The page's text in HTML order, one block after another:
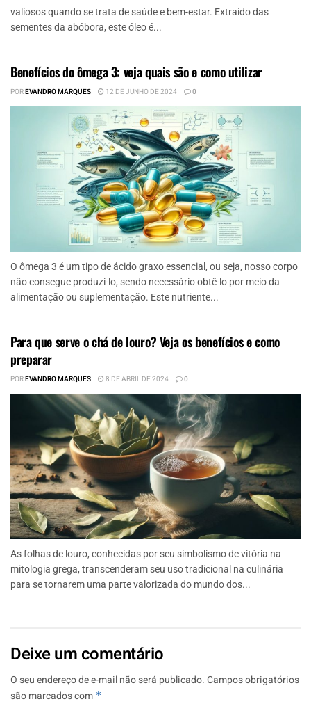
valiosos quando se trata de saúde e bem-estar. Extraído das
sementes da abóbora, este óleo é...
Benefícios do ômega 3: veja quais são e como utilizar
POREVANDRO MARQUES 12 DE JUNHO DE 2024 0
O ômega 3 é um tipo de ácido graxo essencial, ou seja, nosso corpo
não consegue produzi-lo, sendo necessário obtê-lo por meio da
alimentação ou suplementação. Este nutriente...
Para que serve o chá de louro? Veja os benefícios e como
preparar
POREVANDRO MARQUES 8 DE ABRIL DE 2024 0
As folhas de louro, conhecidas por seu simbolismo de vitória na
mitologia grega, transcenderam seu uso tradicional na culinária
para se tornarem uma parte valorizada do mundo dos...
Deixe um comentário
O seu endereço de e-mail não será publicado.Campos obrigatórios
são marcados com *